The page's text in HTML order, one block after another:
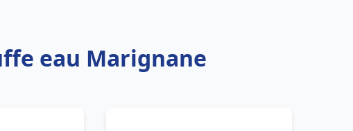
eau Marignane